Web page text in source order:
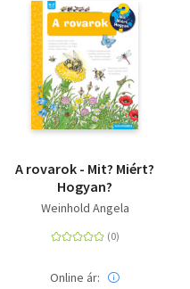
A rovarok - Mit? Miért?
Hogyan?
Weinhold Angela
Online ár: